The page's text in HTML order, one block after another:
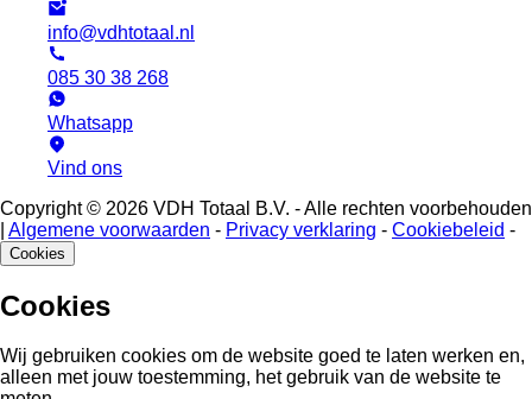
info@vdhtotaal.nl
085 30 38 268
Whatsapp
Vind ons
Copyright © 2026 VDH Totaal B.V. - Alle rechten voorbehouden
Algemene voorwaarden - Privacy verklaring - Cookiebeleid -
Cookies
Cookies
Wij gebruiken cookies om de website goed te laten werken en,
alleen met jouw toestemming, het gebruik van de website te